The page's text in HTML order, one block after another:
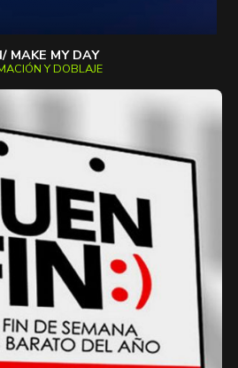
MAKE MY DAY
Y DOBLAJE